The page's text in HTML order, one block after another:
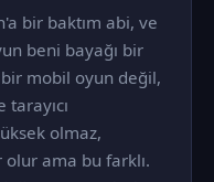
bir baktım abi, ve
beni bayağı bir
bir mobil oyun değil,
olmaz,
olur ama bu farklı.